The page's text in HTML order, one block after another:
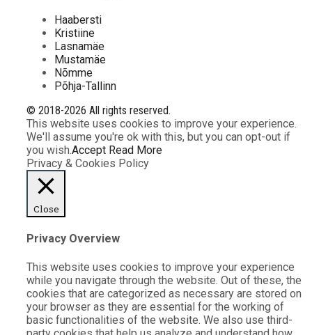
Haabersti
Kristiine
Lasnamäe
Mustamäe
Nõmme
Põhja-Tallinn
© 2018-2026 All rights reserved.
This website uses cookies to improve your experience.
We'll assume you're ok with this, but you can opt-out if
you wish.Accept Read More
Privacy & Cookies Policy
Close
Privacy Overview
This website uses cookies to improve your experience
while you navigate through the website. Out of these, the
cookies that are categorized as necessary are stored on
your browser as they are essential for the working of
basic functionalities of the website. We also use third-